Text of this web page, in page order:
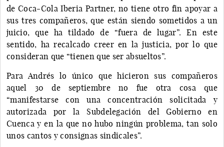
de Coca-Cola Iberia Partner, no tiene otro fin apoyar a
sus tres compañeros, que están siendo sometidos a un
juicio, que ha tildado de “fuera de lugar”. En este
sentido, ha recalcado creer en la justicia, por lo que
consideran que “tienen que ser absueltos”.
Para Andrés lo único que hicieron sus compañeros
aquel 30 de septiembre no fue otra cosa que
“manifestarse con una concentración solicitada y
autorizada por la Subdelegación del Gobierno en
Cuenca y en la que no hubo ningún problema, tan solo
unos cantos y consignas sindicales”.